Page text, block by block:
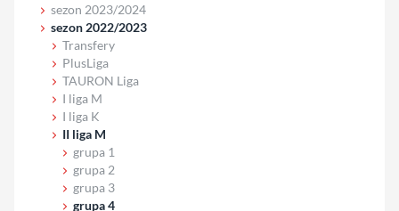
sezon 2023/2024
sezon 2022/2023
Transfery
PlusLiga
TAURON Liga
I liga M
I liga K
II liga M
grupa 1
grupa 2
grupa 3
grupa 4